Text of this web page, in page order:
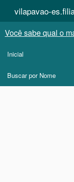
vilapavao-
Você sabe qual o
Inicial
Buscar por Nome